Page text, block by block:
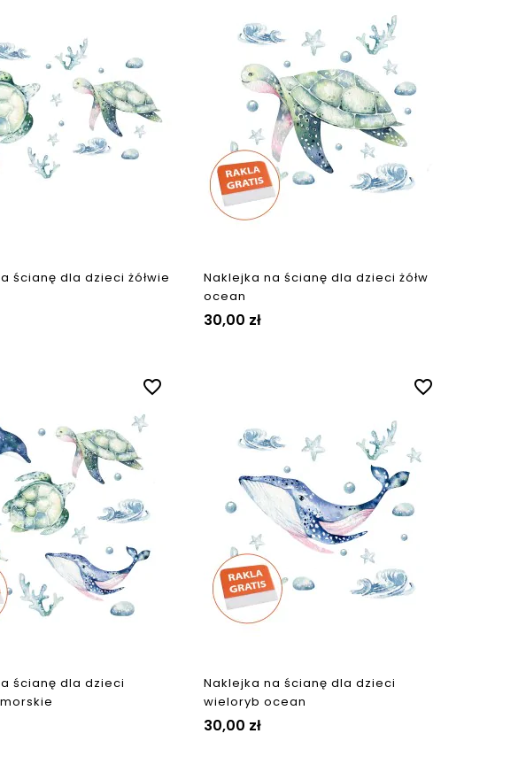
ścianę dla dzieci żółwie
Naklejka na ścianę dla dzieci żółw
ocean
30,00 zł
favorite_border
ścianę dla dzieci
favorite_border
Naklejka na ścianę dla dzieci
wieloryb ocean
30,00 zł